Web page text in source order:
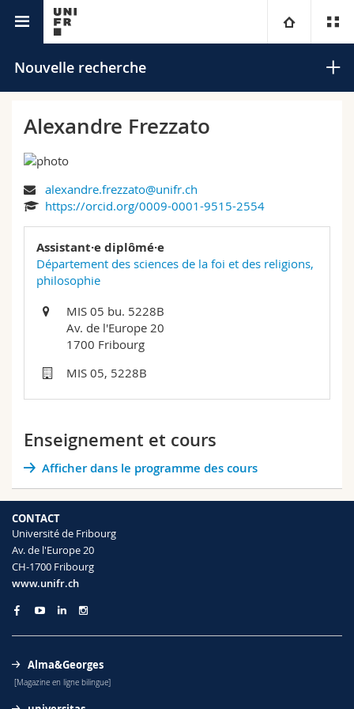
Université
Campus
Recherche
Formation continue
Droit
Lettres et sciences humaines
Sciences de l'éducation et de la formation
Sciences et médecine
Vous êtes
Futurs étudiants
Médias
Chercheurs
Collaborateurs
Ressources
Plan d'accès
Bibliothèques
Webmail
MyUnifr
Nouvelle recherche
Rechercher
Recherche avancée
Alexandre Frezzato
alexandre.frezzato@unifr.ch
https://orcid.org/0009-0001-9515-2554
Assistant·e diplômé·e
Département des sciences de la foi et des religions,
philosophie
MIS 05 bu. 5228B
Av. de l'Europe 20
1700 Fribourg
MIS 05, 5228B
Enseignement et cours
Afficher dans le programme des cours
CONTACT
Université de Fribourg
Av. de l'Europe 20
CH-1700 Fribourg
www.unifr.ch
Alma&Georges
[Magazine en ligne bilingue]